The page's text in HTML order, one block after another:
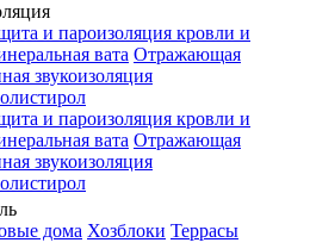
и пароизоляция кровли и
вата Отражающая
звукоизоляция
и пароизоляция кровли и
вата Отражающая
звукоизоляция
дома Хозблоки Террасы